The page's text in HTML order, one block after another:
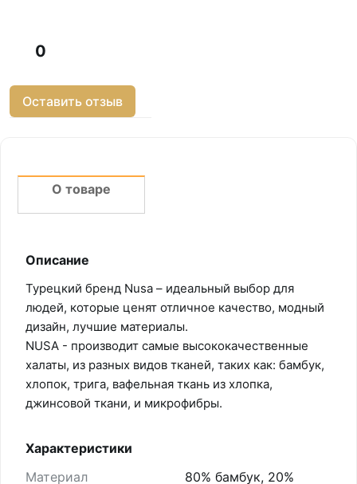
0
Оставить отзыв
О товаре
Описание
Турецкий бренд Nusa – идеальный выбор для
людей, которые ценят отличное качество, модный
дизайн, лучшие материалы.
NUSA - производит самые высококачественные
халаты, из разных видов тканей, таких как: бамбук,
хлопок, трига, вафельная ткань из хлопка,
джинсовой ткани, и микрофибры.
Характеристики
Материал
80% бамбук, 20%